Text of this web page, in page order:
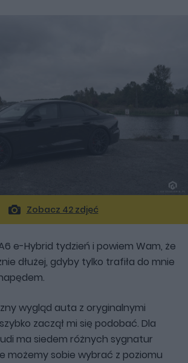
Zobacz 42 zdjęć
e-Hybrid tydzień i powiem Wam, że
dłużej, gdyby tylko trafiła do mnie
wygląd auta z oryginalnymi
zaczął mi się podobać. Dla
ma siedem różnych sygnatur
możemy sobie wybrać z poziomu